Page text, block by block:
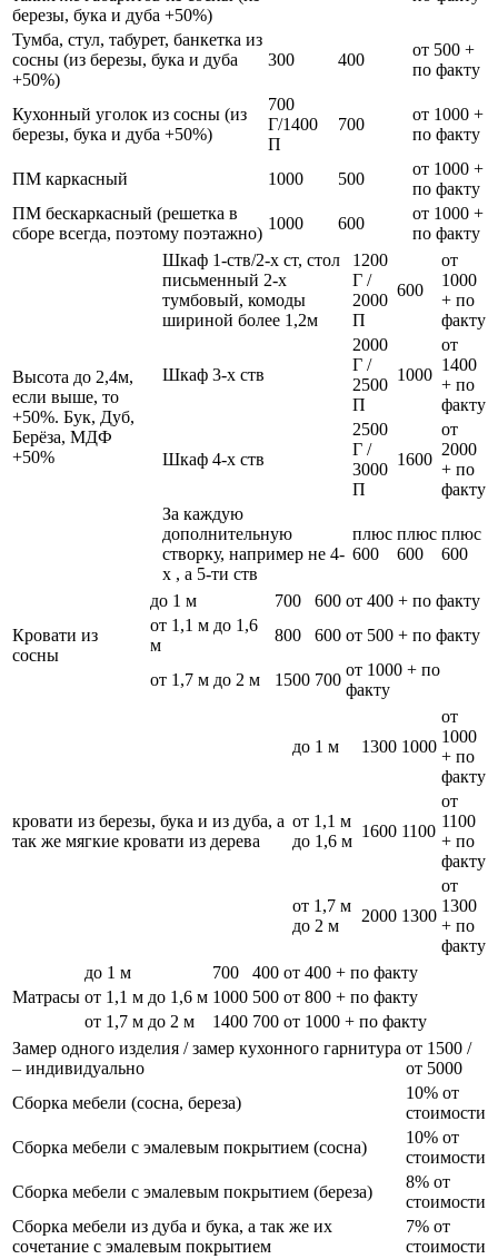
березы, бука и дуба +50%)
Тумба, стул, табурет, банкетка из
сосны (из березы, бука и дуба
+50%)
300 400
от 500 +
по факту
Кухонный уголок из сосны (из
березы, бука и дуба +50%)
700
Г/1400
П
700
от 1000 +
по факту
ПМ каркасный 1000 500
от 1000 +
по факту
ПМ бескаркасный (решетка в
сборе всегда, поэтому поэтажно)
1000 600
от 1000 +
по факту
Высота до 2,4м,
если выше, то
+50%. Бук, Дуб,
Берёза, МДФ
+50%
Шкаф 1-ств/2-х ст, стол
письменный 2-х
тумбовый, комоды
шириной более 1,2м
1200
Г /
2000
П
600
от
1000
+ по
факту
Шкаф 3-х ств
2000
Г /
2500
П
1000
от
1400
+ по
факту
Шкаф 4-х ств
2500
Г /
3000
П
1600
от
2000
+ по
факту
За каждую
дополнительную
створку, например не 4-
х , а 5-ти ств
плюс
600
плюс
600
плюс
600
Кровати из
сосны
до 1 м 700 600 от 400 + по факту
от 1,1 м до 1,6
м
800 600 от 500 + по факту
от 1,7 м до 2 м 1500 700
от 1000 + по
факту
кровати из березы, бука и из дуба, а
так же мягкие кровати из дерева
до 1 м 1300 1000
от
1000
+ по
факту
от 1,1 м
до 1,6 м
1600 1100
от
1100
+ по
факту
от 1,7 м
до 2 м
2000 1300
от
1300
+ по
факту
Матрасы
до 1 м 700 400 от 400 + по факту
от 1,1 м до 1,6 м 1000 500 от 800 + по факту
от 1,7 м до 2 м
1400 700 от 1000 + по факту
Замер одного изделия / замер кухонного гарнитура
– индивидуально
от 1500 /
от 5000
Сборка мебели (сосна, береза)
10% от
стоимости
Сборка мебели с эмалевым покрытием (сосна)
10% от
стоимости
Сборка мебели с эмалевым покрытием (береза)
8% от
стоимости
Сборка мебели из дуба и бука, а так же их
сочетание с эмалевым покрытием
7% от
стоимости